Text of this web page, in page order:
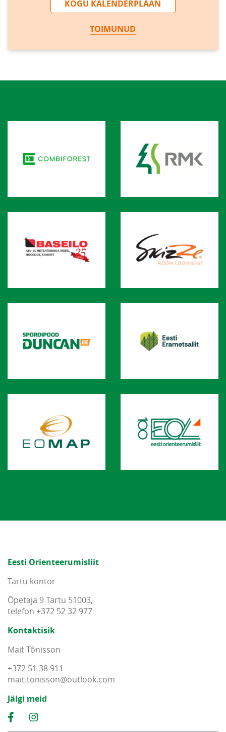
KOGU KALENDERPLAAN
TOIMUNUD
Eesti Orienteerumisliit
Tartu kontor
Õpetaja 9 Tartu 51003,
telefon +372 52 32 977
Kontaktisik
Mait Tõnisson
+372 51 38 911
mait.tonisson@outlook.com
Jälgi meid